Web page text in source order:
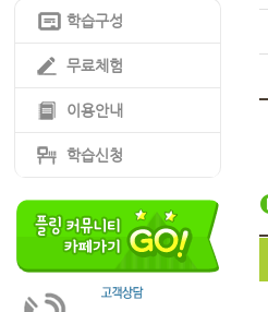
학습구성
무료체험
이용안내
학습신청